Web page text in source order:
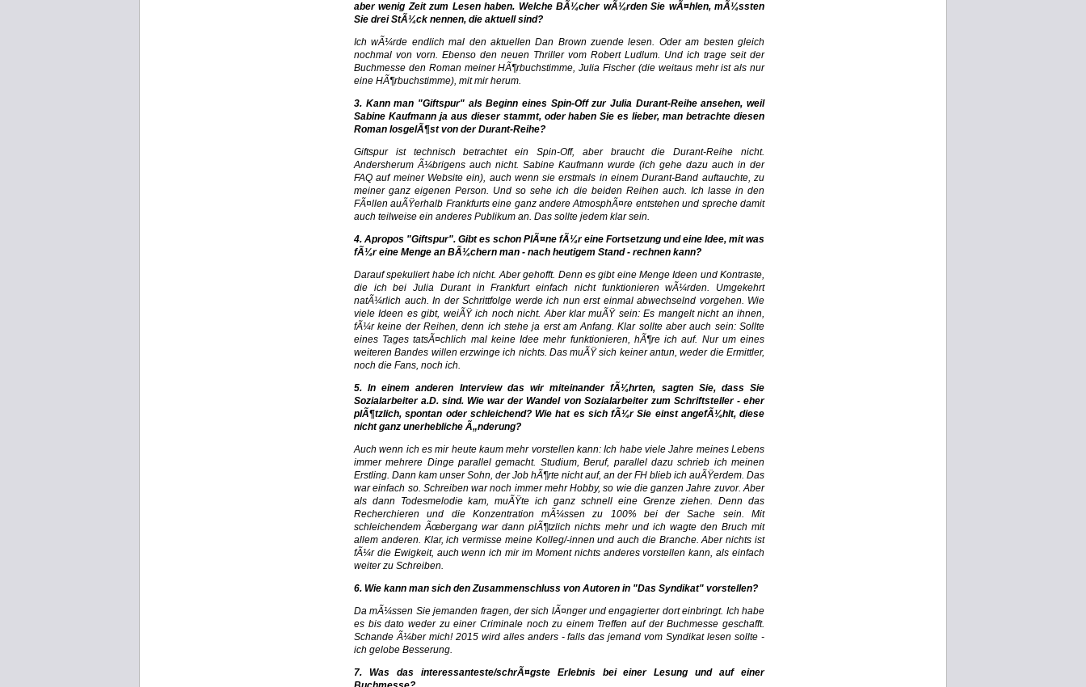
aber wenig Zeit zum Lesen haben. Welche BÃ¼cher wÃ¼rden Sie wÃ¤hlen, mÃ¼ssten
Sie drei StÃ¼ck nennen, die aktuell sind?
Ich wÃ¼rde endlich mal den aktuellen Dan Brown zuende lesen. Oder am besten gleich
nochmal von vorn. Ebenso den neuen Thriller vom Robert Ludlum. Und ich trage seit der
Buchmesse den Roman meiner HÃ¶rbuchstimme, Julia Fischer (die weitaus mehr ist als nur
eine HÃ¶rbuchstimme), mit mir herum.
3. Kann man "Giftspur" als Beginn eines Spin-Off zur Julia Durant-Reihe ansehen, weil
Sabine Kaufmann ja aus dieser stammt, oder haben Sie es lieber, man betrachte diesen
Roman losgelÃ¶st von der Durant-Reihe?
Giftspur ist technisch betrachtet ein Spin-Off, aber braucht die Durant-Reihe nicht.
Andersherum Ã¼brigens auch nicht. Sabine Kaufmann wurde (ich gehe dazu auch in der
FAQ auf meiner Website ein), auch wenn sie erstmals in einem Durant-Band auftauchte, zu
meiner ganz eigenen Person. Und so sehe ich die beiden Reihen auch. Ich lasse in den
FÃ¤llen auÃŸerhalb Frankfurts eine ganz andere AtmosphÃ¤re entstehen und spreche damit
auch teilweise ein anderes Publikum an. Das sollte jedem klar sein.
4. Apropos "Giftspur". Gibt es schon PlÃ¤ne fÃ¼r eine Fortsetzung und eine Idee, mit was
fÃ¼r eine Menge an BÃ¼chern man - nach heutigem Stand - rechnen kann?
Darauf spekuliert habe ich nicht. Aber gehofft. Denn es gibt eine Menge Ideen und Kontraste,
die ich bei Julia Durant in Frankfurt einfach nicht funktionieren wÃ¼rden. Umgekehrt
natÃ¼rlich auch. In der Schrittfolge werde ich nun erst einmal abwechselnd vorgehen. Wie
viele Ideen es gibt, weiÃŸ ich noch nicht. Aber klar muÃŸ sein: Es mangelt nicht an ihnen,
fÃ¼r keine der Reihen, denn ich stehe ja erst am Anfang. Klar sollte aber auch sein: Sollte
eines Tages tatsÃ¤chlich mal keine Idee mehr funktionieren, hÃ¶re ich auf. Nur um eines
weiteren Bandes willen erzwinge ich nichts. Das muÃŸ sich keiner antun, weder die Ermittler,
noch die Fans, noch ich.
5. In einem anderen Interview das wir miteinander fÃ¼hrten, sagten Sie, dass Sie
Sozialarbeiter a.D. sind. Wie war der Wandel von Sozialarbeiter zum Schriftsteller - eher
plÃ¶tzlich, spontan oder schleichend? Wie hat es sich fÃ¼r Sie einst angefÃ¼hlt, diese
nicht ganz unerhebliche Ã„nderung?
Auch wenn ich es mir heute kaum mehr vorstellen kann: Ich habe viele Jahre meines Lebens
immer mehrere Dinge parallel gemacht. Studium, Beruf, parallel dazu schrieb ich meinen
Erstling. Dann kam unser Sohn, der Job hÃ¶rte nicht auf, an der FH blieb ich auÃŸerdem. Das
war einfach so. Schreiben war noch immer mehr Hobby, so wie die ganzen Jahre zuvor. Aber
als dann Todesmelodie kam, muÃŸte ich ganz schnell eine Grenze ziehen. Denn das
Recherchieren und die Konzentration mÃ¼ssen zu 100% bei der Sache sein. Mit
schleichendem Ãœbergang war dann plÃ¶tzlich nichts mehr und ich wagte den Bruch mit
allem anderen. Klar, ich vermisse meine Kolleg/-innen und auch die Branche. Aber nichts ist
fÃ¼r die Ewigkeit, auch wenn ich mir im Moment nichts anderes vorstellen kann, als einfach
weiter zu Schreiben.
6. Wie kann man sich den Zusammenschluss von Autoren in "Das Syndikat" vorstellen?
Da mÃ¼ssen Sie jemanden fragen, der sich lÃ¤nger und engagierter dort einbringt. Ich habe
es bis dato weder zu einer Criminale noch zu einem Treffen auf der Buchmesse geschafft.
Schande Ã¼ber mich! 2015 wird alles anders - falls das jemand vom Syndikat lesen sollte -
ich gelobe Besserung.
7. Was das interessanteste/schrÃ¤gste Erlebnis bei einer Lesung und auf einer